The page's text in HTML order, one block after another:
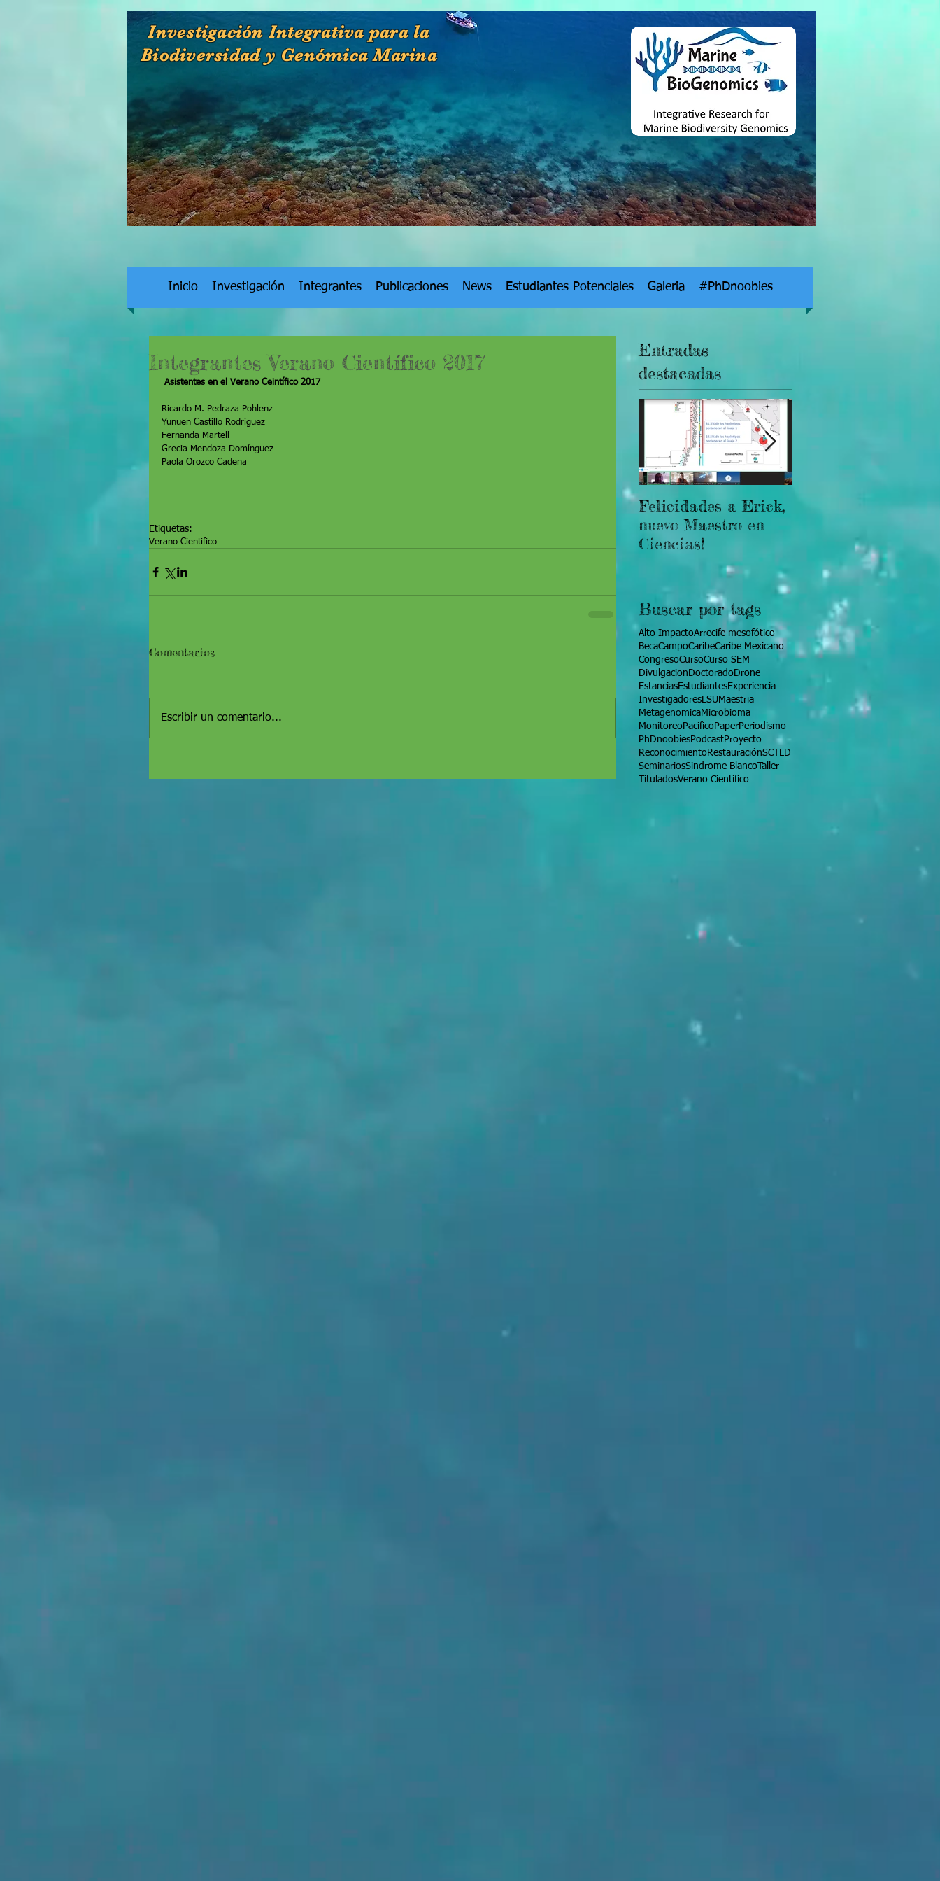
Investigación Integrativa para la
Biodiversidad y Genómica Marina
Inicio Investigación Integrantes Publicaciones News Estudiantes Potenciales Galeria #PhDnoobies
Integrantes Verano Científico 2017
Asistentes en el Verano Ceintífico 2017
Ricardo M. Pedraza Pohlenz
Yunuen Castillo Rodriguez
Fernanda Martell
Grecia Mendoza Domínguez
Paola Orozco Cadena
Etiquetas:
Verano Cientifico
Comentarios
Escribir un comentario...
Entradas
destacadas
Felicidades a Erick,
nuevo Maestro en
Ciencias!
Podcast: Evolución
coralinos
Buscar por tags
Alto ImpactoArrecife mesofótico
BecaCampoCaribeCaribe Mexicano
CongresoCursoCurso SEM
Divulgacion DoctoradoDrone
EstanciasEstudiantesExperiencia
Investigadores LSUMaestria
MetagenomicaMicrobioma
MonitoreoPacificoPaperPeriodismo
PhDnoobiesPodcastProyecto
ReconocimientoRestauraciónSCTLD
SeminariosSindrome BlancoTaller
TituladosVerano Cientifico